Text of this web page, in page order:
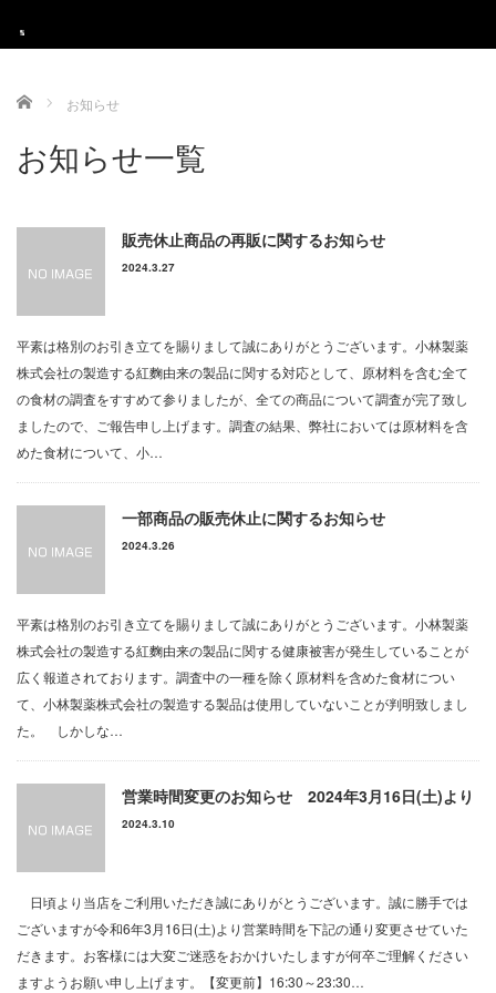
Home お知らせ
お知らせ一覧
販売休止商品の再販に関するお知らせ
2024.3.27
平素は格別のお引き立てを賜りまして誠にありがとうございます。小林製薬
株式会社の製造する紅麴由来の製品に関する対応として、原材料を含む全て
の食材の調査をすすめて参りましたが、全ての商品について調査が完了致し
ましたので、ご報告申し上げます。調査の結果、弊社においては原材料を含
めた食材について、小…
一部商品の販売休止に関するお知らせ
2024.3.26
平素は格別のお引き立てを賜りまして誠にありがとうございます。小林製薬
株式会社の製造する紅麴由来の製品に関する健康被害が発生していることが
広く報道されております。調査中の一種を除く原材料を含めた食材につい
て、小林製薬株式会社の製造する製品は使用していないことが判明致しまし
た。 しかしな…
営業時間変更のお知らせ 2024年3月16日(土)より
2024.3.10
日頃より当店をご利用いただき誠にありがとうございます。誠に勝手では
ございますが令和6年3月16日(土)より営業時間を下記の通り変更させていた
だきます。お客様には大変ご迷惑をおかけいたしますが何卒ご理解ください
ますようお願い申し上げます。【変更前】16:30～23:30…
Menu
HOME
採用情報
お支払方法のご案内
クーポン
お問い合わせ
千歳中央大通店限定！ハンドルキーパー割
ドルキーパー様は500円でソフトドリンク飲み放題！ 詳しく
は「千歳中央大通店 単品飲み放題」(p...
ます!
串鳥番外地ではお客様からのご要望が多か
った単品飲み放題を実施しております。 対象のドリンクは
50種類以上！お好みの焼き鳥・一品料理と組...
込)から
茶割 325円 ...
月別アーカイブ
2026年4月
2026年3月
2025年11月
2025年10月
2025年8月